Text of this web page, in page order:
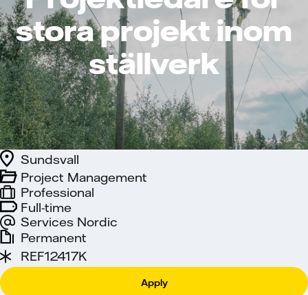
stora projekt inom
ställverk
Full-time
Services Nordic
Project Management
Sundsvall
Professional
Permanent
REF12417K
Apply